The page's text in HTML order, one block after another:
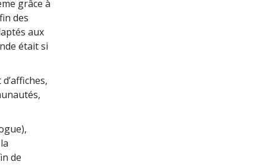
grâce à
des
aux
était si
de